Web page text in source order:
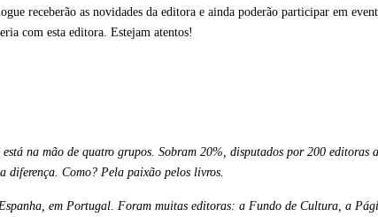
receberão as novidades da editora e ainda poderão participar em
com esta editora. Estejam atentos!
na mão de quatro grupos. Sobram 20%, disputados por 200 editoras
diferença. Como? Pela paixão pelos livros.
em Portugal. Foram muitas editoras: a Fundo de Cultura, a